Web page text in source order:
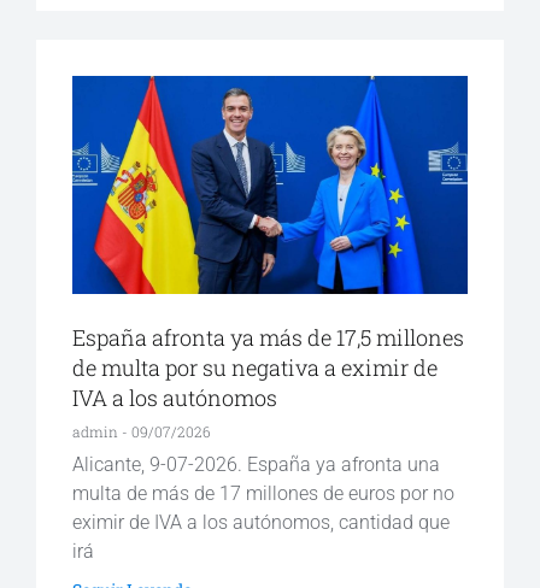
España afronta ya más de 17,5 millones
de multa por su negativa a eximir de
IVA a los autónomos
admin 09/07/2026
Alicante, 9-07-2026. España ya afronta una
multa de más de 17 millones de euros por no
eximir de IVA a los autónomos, cantidad que
irá